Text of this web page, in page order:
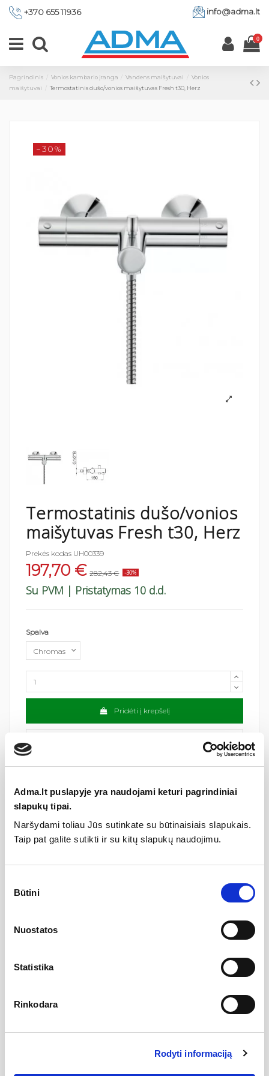
Adma.lt puslapyje yra naudojami keturi pagrindiniai
slapukų tipai.
Naršydami toliau Jūs sutinkate su būtinaisiais slapukais.
Taip pat galite sutikti ir su kitų slapukų naudojimu.
pasirinkimas
Būtini
Nuostatos
Statistika
Rinkodara
Rodyti informaciją
+370 655 11936 info@adma.lt
0
Pagrindinis Vonios kambario įranga Vandens maišytuvai
Vonios
maišytuvai
Termostatinis dušo/vonios maišytuvas Fresh t30, Herz
−30%
Termostatinis dušo/vonios
maišytuvas Fresh t30, Herz
Prekės kodas UH00339
197,70 € 282,43 € -30%
Su PVM | Pristatymas 10 d.d.
Spalva
Pridėti į krepšelį
Specifikacija
75 kg
Virštinkiniai vonios maišytuvai